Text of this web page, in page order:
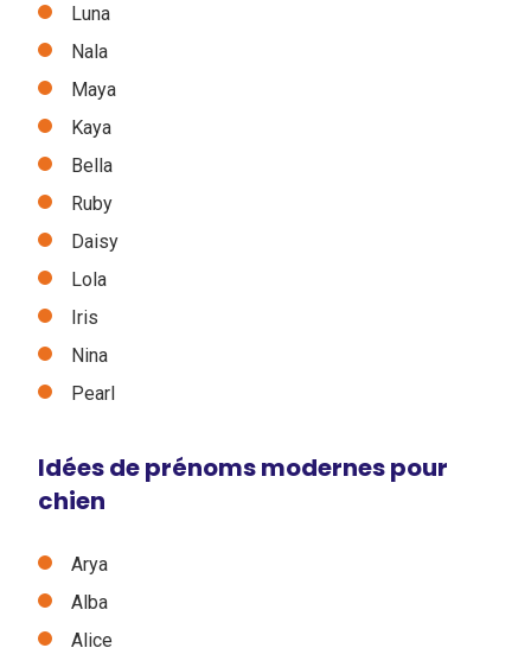
Luna
Nala
Maya
Kaya
Bella
Ruby
Daisy
Lola
Iris
Nina
Pearl
Idées de prénoms modernes pour
chien
Arya
Alba
Alice